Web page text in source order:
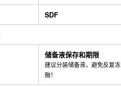
SDF
储备液保存和期限
建议分装储备液，避免反复冻
融！